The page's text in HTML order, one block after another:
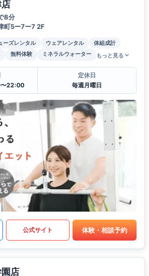
8分
町5ー7ー7 2F
ーズレンタル ウェアレンタル
体組成計
無料体験 ミネラルウォーター もっと見る
〜22:00
定休日
毎週月曜日
公式サイト 体験・相談予約
店